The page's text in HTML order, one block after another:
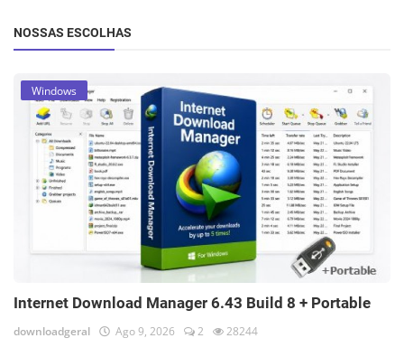
NOSSAS ESCOLHAS
Windows
Internet Download Manager 6.43 Build 8 + Portable
downloadgeral Ago 9, 2026 2 28244